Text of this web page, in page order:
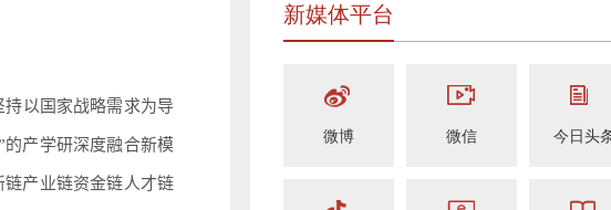
以国家战略需求为导
产学研深度融合新模
产业链资金链人才链
新媒体平台
微博 微信 今日头